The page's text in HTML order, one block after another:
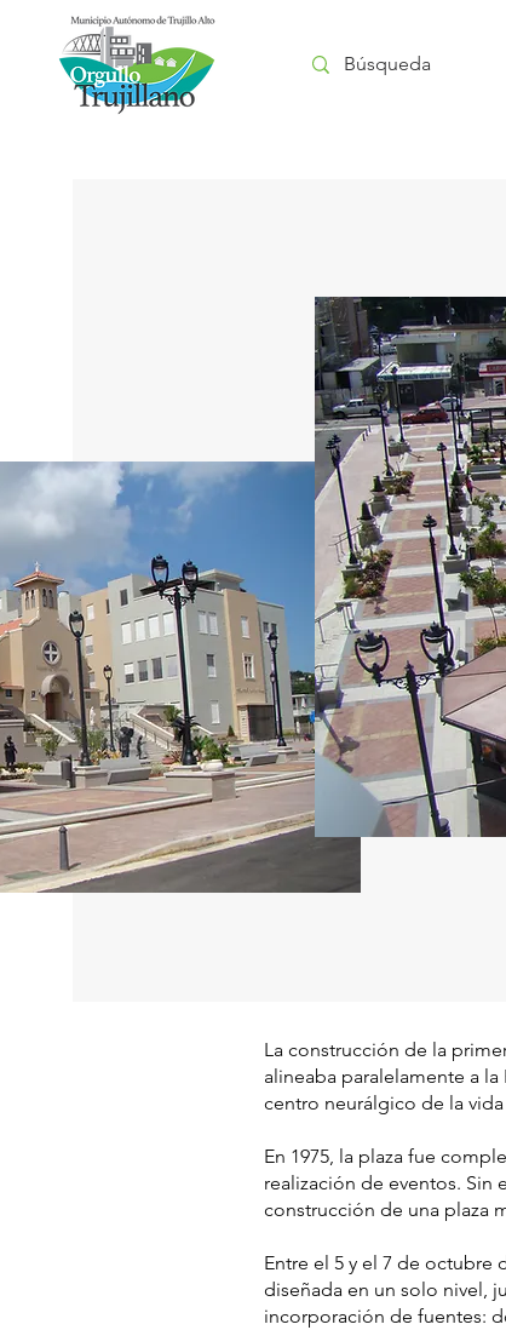
La construcción de la
alineaba paralelamente a
centro neurálgico de la
En 1975, la plaza fue
realización de eventos. Sin
construcción de una plaza
Entre el 5 y el 7 de octubre
diseñada en un solo nivel,
incorporación de fuentes: